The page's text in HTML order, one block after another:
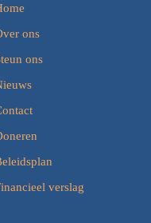
ons
ons
verslag